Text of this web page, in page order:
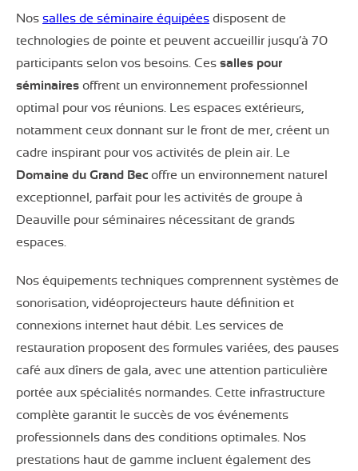
Nos salles de séminaire équipées disposent de
technologies de pointe et peuvent accueillir jusqu’à 70
participants selon vos besoins. Ces salles pour
séminaires offrent un environnement professionnel
optimal pour vos réunions. Les espaces extérieurs,
notamment ceux donnant sur le front de mer, créent un
cadre inspirant pour vos activités de plein air. Le
Domaine du Grand Bec offre un environnement naturel
exceptionnel, parfait pour les activités de groupe à
Deauville pour séminaires nécessitant de grands
espaces.
Nos équipements techniques comprennent systèmes de
sonorisation, vidéoprojecteurs haute définition et
connexions internet haut débit. Les services de
restauration proposent des formules variées, des pauses
café aux dîners de gala, avec une attention particulière
portée aux spécialités normandes. Cette infrastructure
complète garantit le succès de vos événements
professionnels dans des conditions optimales. Nos
prestations haut de gamme incluent également des